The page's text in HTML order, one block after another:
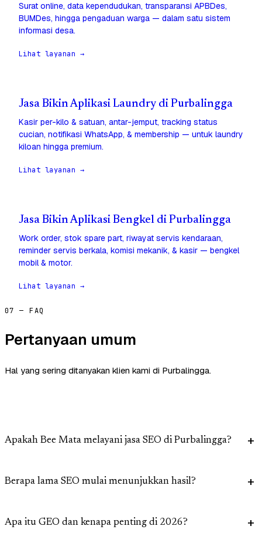
Surat online, data kependudukan, transparansi APBDes,
BUMDes, hingga pengaduan warga — dalam satu sistem
informasi desa.
Lihat layanan →
Jasa Bikin Aplikasi Laundry di Purbalingga
Kasir per-kilo & satuan, antar-jemput, tracking status
cucian, notifikasi WhatsApp, & membership — untuk laundry
kiloan hingga premium.
Lihat layanan →
Jasa Bikin Aplikasi Bengkel di Purbalingga
Work order, stok spare part, riwayat servis kendaraan,
reminder servis berkala, komisi mekanik, & kasir — bengkel
mobil & motor.
Lihat layanan →
07 — FAQ
Pertanyaan umum
Hal yang sering ditanyakan klien kami di Purbalingga.
Apakah Bee Mata melayani jasa SEO di Purbalingga?
Berapa lama SEO mulai menunjukkan hasil?
Apa itu GEO dan kenapa penting di 2026?